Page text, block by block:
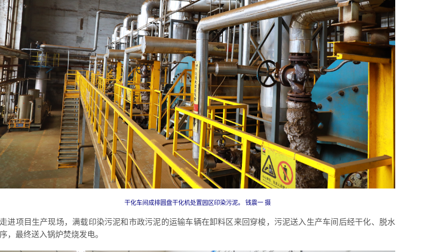
干化车间成排圆盘干化机处置园区印染污泥。 钱震一 摄
走进项目生产现场，满载印染污泥和市政污泥的运输车辆在卸料区来回穿梭，污泥送入生产车间后经干化、脱水
，最终送入锅炉焚烧发电。